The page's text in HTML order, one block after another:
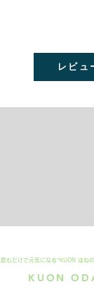
レビュ
​飲むだけで元気になる“KUON ほね
KUON